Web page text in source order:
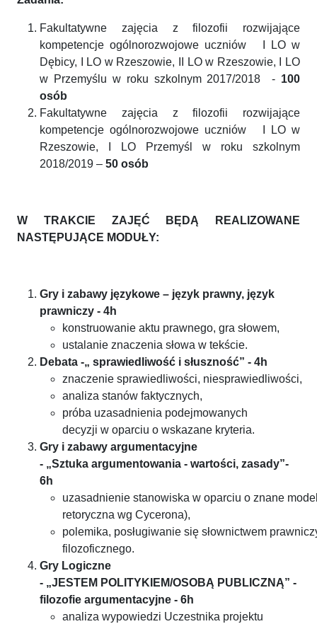
Fakultatywne zajęcia z filozofii rozwijające
kompetencje ogólnorozwojowe uczniów I LO w
Dębicy, I LO w Rzeszowie, II LO w Rzeszowie, I LO
w Przemyślu w roku szkolnym 2017/2018 - 100
osób
Fakultatywne zajęcia z filozofii rozwijające
kompetencje ogólnorozwojowe uczniów I LO w
Rzeszowie, I LO Przemyśl w roku szkolnym
2018/2019 – 50 osób
W TRAKCIE ZAJĘĆ BĘDĄ REALIZOWANE
NASTĘPUJĄCE MODUŁY:
Gry i zabawy językowe – język prawny, język
prawniczy - 4h
konstruowanie aktu prawnego, gra słowem,
ustalanie znaczenia słowa w tekście.
Debata -„ sprawiedliwość i słuszność” - 4h
znaczenie sprawiedliwości, niesprawiedliwości,
analiza stanów faktycznych,
próba uzasadnienia podejmowanych
decyzji w oparciu o wskazane kryteria.
Gry i zabawy argumentacyjne
- „Sztuka argumentowania - wartości, zasady”-
6h
uzasadnienie stanowiska w oparciu o znane
retoryczna wg Cycerona),
polemika, posługiwanie się słownictwem
filozoficznego.
Gry Logiczne
- „JESTEM POLITYKIEM/OSOBĄ PUBLICZNĄ” -
filozofie argumentacyjne - 6h
analiza wypowiedzi Uczestnika projektu